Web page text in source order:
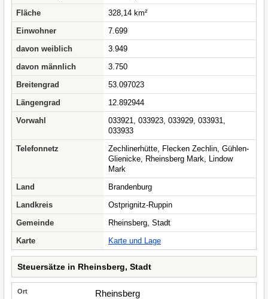
Fläche
328,14 km²
Einwohner
7.699
davon weiblich
3.949
davon männlich
3.750
Breitengrad
53.097023
Längengrad
12.892944
Vorwahl
033921, 033923, 033929, 033931,
033933
Telefonnetz
Zechlinerhütte, Flecken Zechlin, Gühlen-
Glienicke, Rheinsberg Mark, Lindow
Mark
Land
Brandenburg
Landkreis
Ostprignitz-Ruppin
Gemeinde
Rheinsberg, Stadt
Karte
Karte und Lage
Steuersätze in Rheinsberg, Stadt
Rheinsberg